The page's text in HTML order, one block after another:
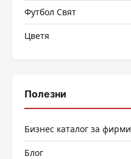
Футбол Свят
Цветя
Полезни
Бизнес каталог за фирми
Блог